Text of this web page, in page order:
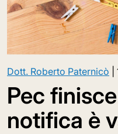
Dott. Roberto Paternicò
Pec
notifica è